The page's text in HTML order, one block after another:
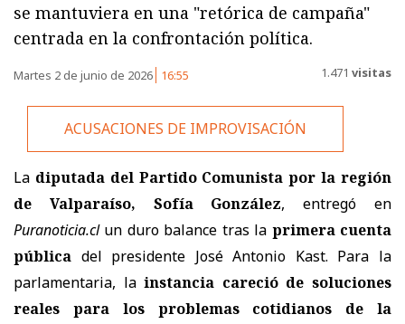
se mantuviera en una "retórica de campaña"
centrada en la confrontación política.
Martes 2 de junio de 2026 16:55 1.471 visitas
ACUSACIONES DE IMPROVISACIÓN
La diputada del Partido Comunista por la región
de Valparaíso, Sofía González, entregó en
Puranoticia.clun duro balance tras la primera cuenta
pública del presidente José Antonio Kast. Para la
parlamentaria, lainstancia careció de soluciones
reales para los problemas cotidianos de la